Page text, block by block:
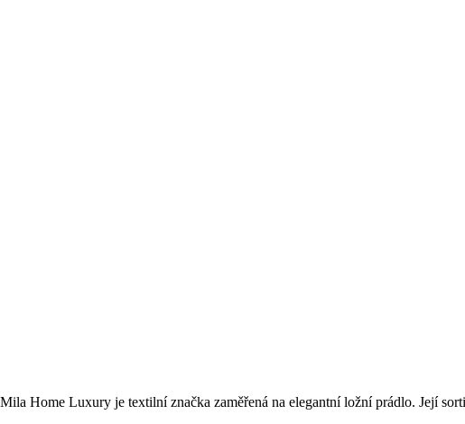
Mila Home Luxury je textilní značka zaměřená na elegantní ložní prádlo. Její